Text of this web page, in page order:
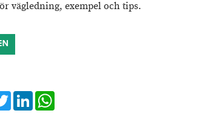
vägledning, exempel och tips.
TwitterLinkedIn